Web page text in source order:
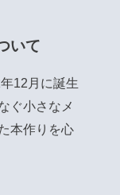
いて
12月に誕生
ぐ小さなメ
本作りを心